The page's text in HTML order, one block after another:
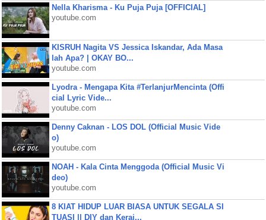
Nella Kharisma - Ku Puja Puja [OFFICIAL]
youtube.com
KISRUH Nagita VS Jessica Iskandar, Ada Masa
lah Apa? | OKAY BO...
youtube.com
Lyodra - Mengapa Kita #TerlanjurMencinta (Offi
cial Lyric Vide...
youtube.com
Denny Caknan - LOS DOL (Official Music Vide
o)
youtube.com
NOAH - Kala Cinta Menggoda (Official Music Vi
deo)
youtube.com
8 KIAT HIDUP LUAR BIASA UNTUK SEGALA SI
TUASI || DIY dan Keraj...